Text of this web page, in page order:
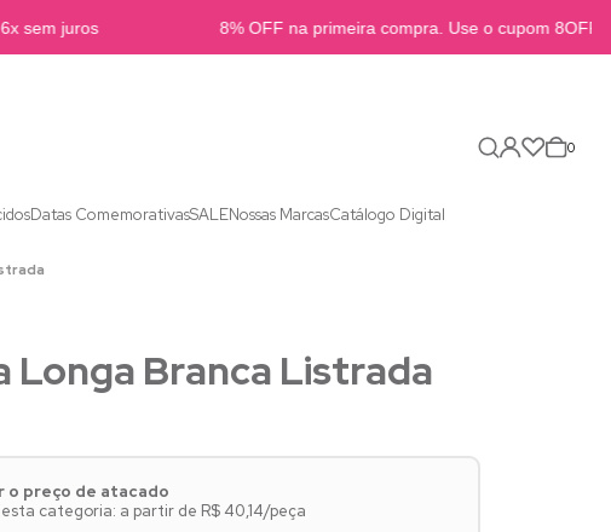
sem juros 8% OFF na primeira compra. Use o cupom 8OFFB2B
0
Datas ComemorativasSALENossas MarcasCatálogo Digital
Longa Branca Listrada
o preço de atacado
categoria: a partir de R$ 40,14/peça